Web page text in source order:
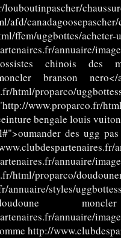
louboutinpascher/
afd/
html/ffem/
annuaire/
chinois des
branson
html/proparco/
www.proparco.fr/
bengale louis
des ugg
html/proparco/
annuaire/styles/
annuaire/
http://